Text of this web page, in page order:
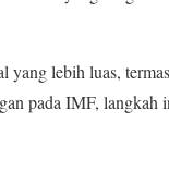
yang lebih luas,
pada IMF, langkah